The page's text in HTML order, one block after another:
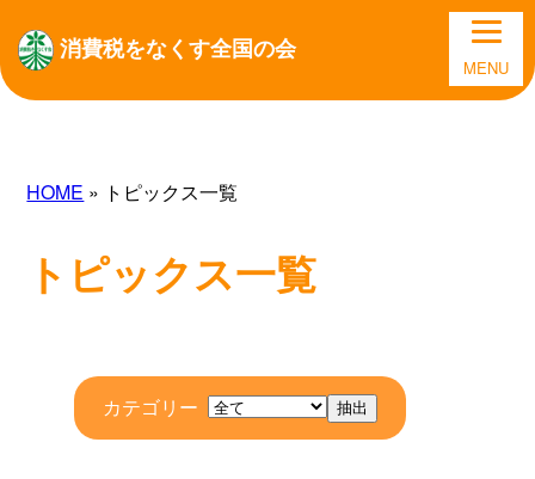
消費税をなくす全国の会
MENU
HOME » トピックス一覧
トピックス一覧
カテゴリー